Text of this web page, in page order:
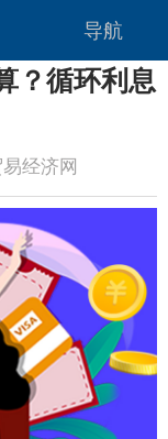
导航
？循环利息
经济网